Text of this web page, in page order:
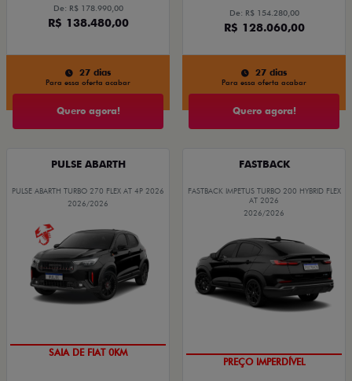
De: R$ 178.990,00
R$ 138.480,00
27 dias
Para essa oferta acabar
Quero agora!
De: R$ 154.280,00
R$ 128.060,00
27 dias
Para essa oferta acabar
Quero agora!
PULSE ABARTH
PULSE ABARTH TURBO 270 FLEX AT 4P 2026
2026/2026
SAIA DE FIAT 0KM
FASTBACK
FASTBACK IMPETUS TURBO 200 HYBRID FLEX
AT 2026
2026/2026
PREÇO IMPERDÍVEL